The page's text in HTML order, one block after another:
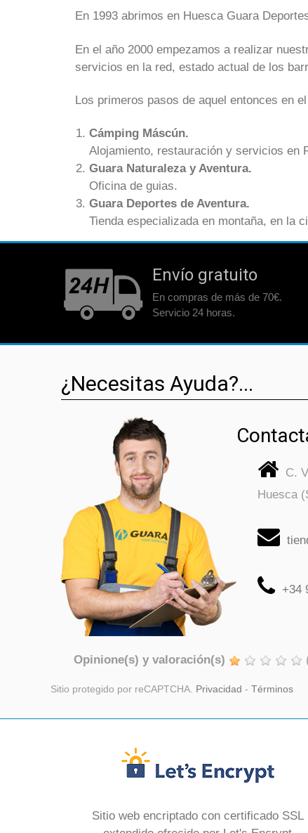
En 1993 abrimos en Huesca Guara
En el año 2000 empezamos a realizar
servicios en la red, estado actual de los
Los primeros pasos de aquel entonces en
Cámping Máscún.
Alojamiento, restauración y servicios en
Guara Naturaleza y Aventura.
Oficina de guias.
Guara Deportes de Aventura.
Tienda especializada en montaña, en la
Envío gratuito
En compras de más de 70€.
Servicio 24 horas.
¿Necesitas Ayuda?...
C.
Huesca
+34
Opinione(s) y valoración(s)
Sitio protegido por reCAPTCHA. Privacidad - Términos
Sitio web encriptado con certificado SSL